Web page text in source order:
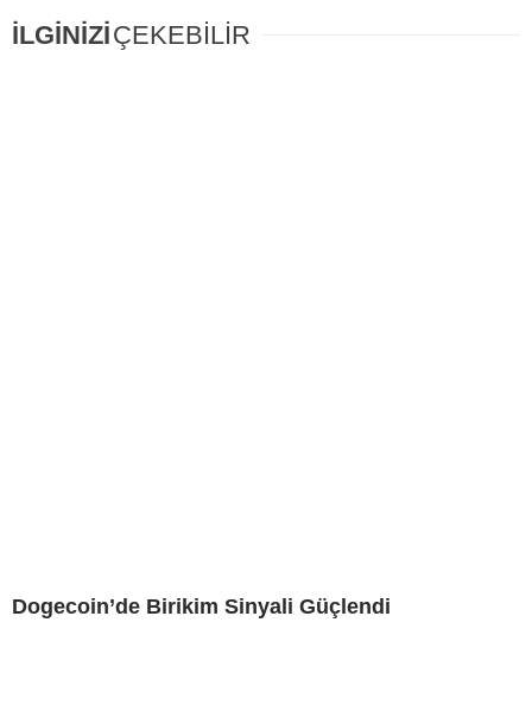
İLGİNİZİÇEKEBİLİR
Dogecoin’de Birikim Sinyali Güçlendi